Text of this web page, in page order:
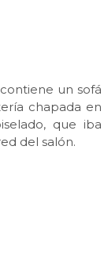
un sofá
chapada en
que iba
del salón.